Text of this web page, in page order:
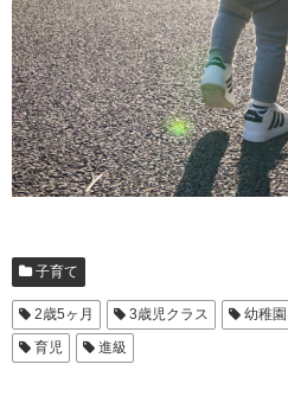
子育て
2歳5ヶ月 3歳児クラス 幼稚園
育児
進級